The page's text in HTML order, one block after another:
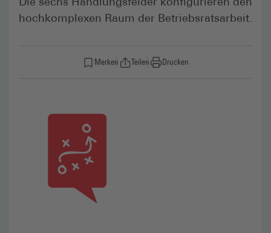
hochkomplexen Raum der Betriebsratsarbeit.
Merken Teilen Drucken